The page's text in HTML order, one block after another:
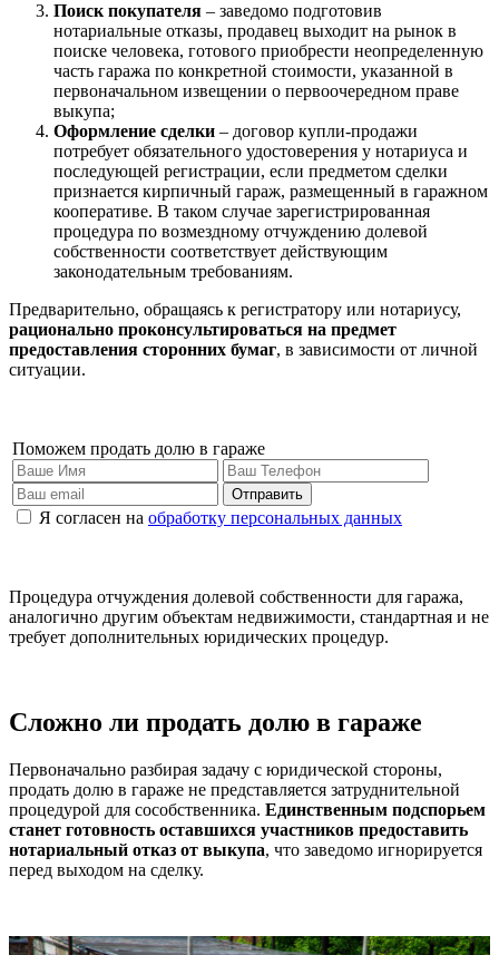
Поиск покупателя – заведомо подготовив
нотариальные отказы, продавец выходит на рынок в
поиске человека, готового приобрести неопределенную
часть гаража по конкретной стоимости, указанной в
первоначальном извещении о первоочередном праве
выкупа;
Оформление сделки – договор купли-продажи
потребует обязательного удостоверения у нотариуса и
последующей регистрации, если предметом сделки
признается кирпичный гараж, размещенный в гаражном
кооперативе. В таком случае зарегистрированная
процедура по возмездному отчуждению долевой
собственности соответствует действующим
законодательным требованиям.
Предварительно, обращаясь к регистратору или нотариусу,
рационально проконсультироваться на предмет
предоставления сторонних бумаг, в зависимости от личной
ситуации.
Поможем продать долю в гараже
Отправить
Я согласен на обработку персональных данных
Процедура отчуждения долевой собственности для гаража,
аналогично другим объектам недвижимости, стандартная и не
требует дополнительных юридических процедур.
Сложно ли продать долю в гараже
Первоначально разбирая задачу с юридической стороны,
продать долю в гараже не представляется затруднительной
процедурой для сособственника. Единственным подспорьем
станет готовность оставшихся участников предоставить
нотариальный отказ от выкупа, что заведомо игнорируется
перед выходом на сделку.